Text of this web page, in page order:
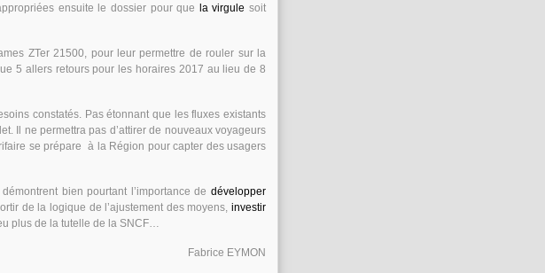
ensuite le dossier pour que la virgule soit
ZTer 21500, pour leur permettre de rouler sur la
5 allers retours pour les horaires 2017 au lieu de 8
constatés. Pas étonnant que les fluxes existants
Il ne permettra pas d’attirer de nouveaux voyageurs
se prépare à la Région pour capter des usagers
bien pourtant l’importance de développer
de la logique de l’ajustement des moyens, investir
plus de la tutelle de la SNCF…
Fabrice EYMON